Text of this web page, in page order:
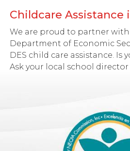
Childcare Assistance
We are proud to partner
Department of Economic
DES child care assistance. Is
Ask your local school director